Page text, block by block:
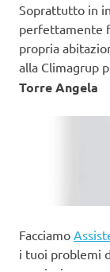
Soprattutto in
perfettamente
propria
alla Climagrup
Torre Angela
Facciamo
i tuoi problemi